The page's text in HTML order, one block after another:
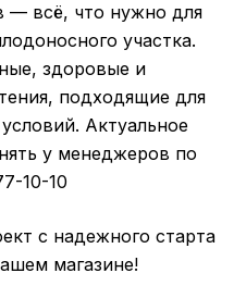
— всё, что нужно для
участка.
здоровые и
подходящие для
Актуальное
у менеджеров по
10-10
с надежного старта
магазине!